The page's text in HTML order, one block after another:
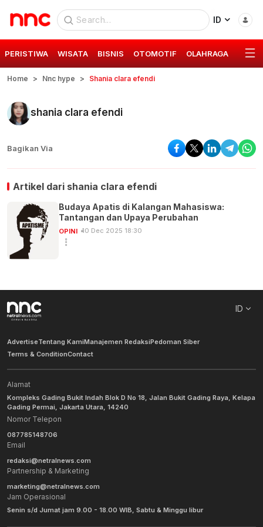
ID
PERISTIWA WISATA BISNIS OTOMOTIF OLAHRAGA GAYA
Home Nnc hype Shania clara efendi
shania clara efendi
Bagikan Via
Artikel dari shania clara efendi
Budaya Apatis di Kalangan Mahasiswa:
Tantangan dan Upaya Perubahan
OPINI 10 Dec 2025 18:30
ID
AdvertiseTentang KamiManajemen RedaksiPedoman Siber
Terms & ConditionContact
Alamat
Kompleks Gading Bukit Indah Blok D No 18, Jalan Bukit Gading Raya, Kelapa
Gading Permai, Jakarta Utara, 14240
Nomor Telepon
087785148706
Email
redaksi@netralnews.com
Partnership & Marketing
marketing@netralnews.com
Jam Operasional
Senin s/d Jumat jam 9.00 - 18.00 WIB, Sabtu & Minggu libur